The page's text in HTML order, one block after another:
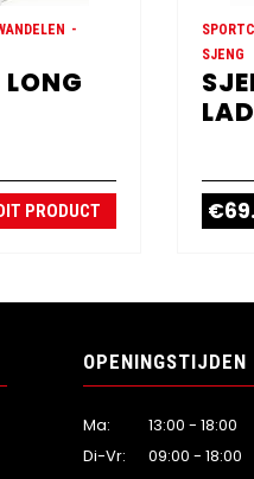
PRODUCT
SJENG
€
OPENINGSTIJDEN
Ma:
13:00 - 18:00
Di-Vr:
09:00 - 18:00